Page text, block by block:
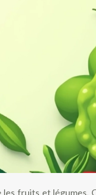
les fruits et légumes.